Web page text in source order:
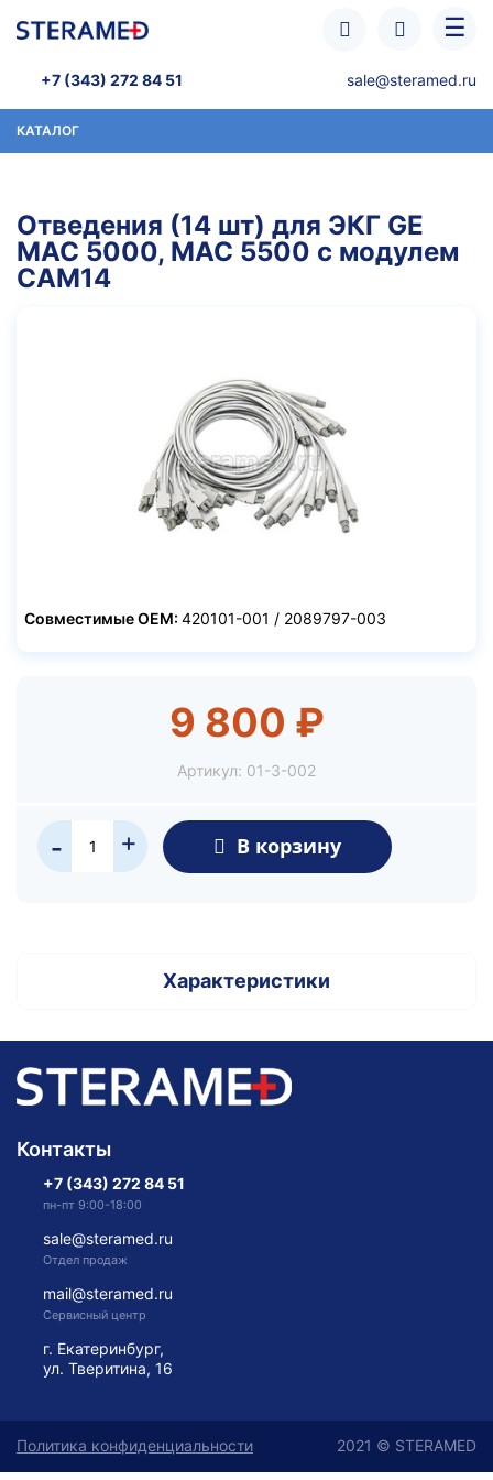
☰
+7 (343) 272 84 51 sale@steramed.ru
КАТАЛОГ
Отведения (14 шт) для ЭКГ GE
MAC 5000, MAC 5500 с модулем
CAM14
Совместимые OEM: 420101-001 / 2089797-003
9 800 ₽
Артикул: 01-3-002
- + В корзину
Характеристики
Контакты
+7 (343) 272 84 51
пн-пт 9:00-18:00
sale@steramed.ru
Отдел продаж
mail@steramed.ru
Сервисный центр
г. Екатеринбург,
ул. Тверитина, 16
Политика конфиденциальности 2021 © STERAMED